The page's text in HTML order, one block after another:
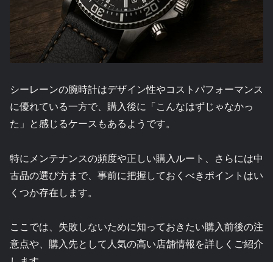
シーレーンの腕時計はデザイン性やコストパフォーマンス
に優れている一方で、購入後に「こんなはずじゃなかっ
た」と感じるケースもあるようです。
特にメンテナンスの頻度や正しい購入ルート、さらには中
古品の選び方まで、事前に把握しておくべきポイントはい
くつか存在します。
ここでは、失敗しないために知っておきたい購入前後の注
意点や、購入先として人気の高い店舗情報を詳しくご紹介